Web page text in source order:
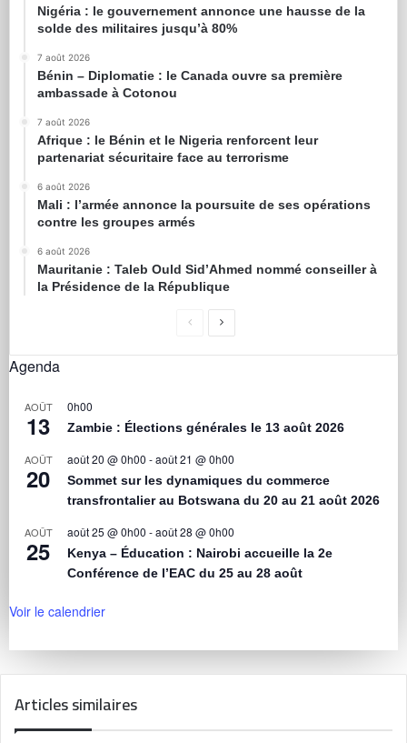
Nigéria : le gouvernement annonce une hausse de la
solde des militaires jusqu’à 80%
7 août 2026
Bénin – Diplomatie : le Canada ouvre sa première
ambassade à Cotonou
7 août 2026
Afrique : le Bénin et le Nigeria renforcent leur
partenariat sécuritaire face au terrorisme
6 août 2026
Mali : l’armée annonce la poursuite de ses opérations
contre les groupes armés
6 août 2026
Mauritanie : Taleb Ould Sid’Ahmed nommé conseiller à
la Présidence de la République
Agenda
AOÛT
13
0h00
Zambie : Élections générales le 13 août 2026
AOÛT
20
août 20 @ 0h00 -août 21 @ 0h00
Sommet sur les dynamiques du commerce
transfrontalier au Botswana du 20 au 21 août 2026
AOÛT
25
août 25 @ 0h00 -août 28 @ 0h00
Kenya – Éducation : Nairobi accueille la 2e
Conférence de l’EAC du 25 au 28 août
Voir le calendrier
Articles similaires